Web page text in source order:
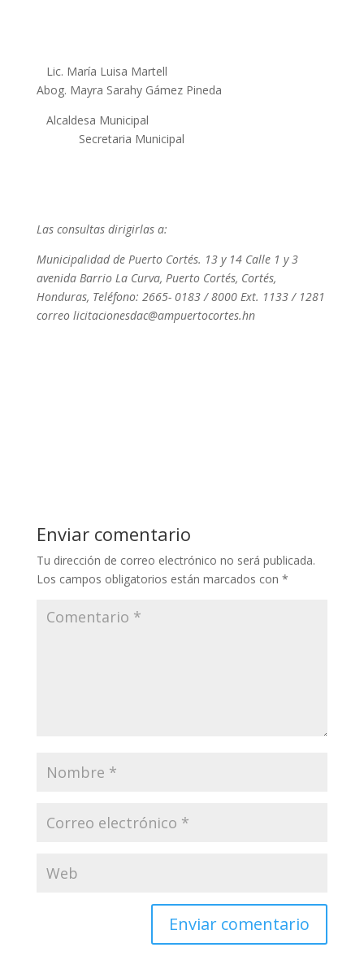
Lic. María Luisa Martell
Abog. Mayra Sarahy Gámez Pineda
Alcaldesa Municipal
Secretaria Municipal
Las consultas dirigirlas a:
Municipalidad de Puerto Cortés. 13 y 14 Calle 1 y 3
avenida Barrio La Curva, Puerto Cortés, Cortés,
Honduras, Teléfono: 2665- 0183 / 8000 Ext. 1133 / 1281
correo licitacionesdac@ampuertocortes.hn
Enviar comentario
Tu dirección de correo electrónico no será publicada.
Los campos obligatorios están marcados con *